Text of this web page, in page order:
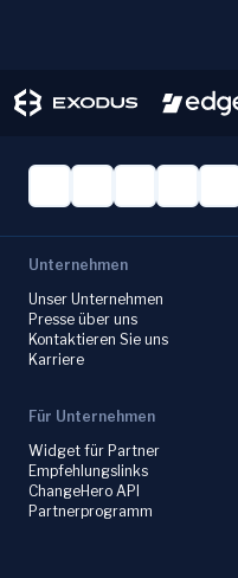
Unternehmen
Unser Unternehmen
Presse über uns
Kontaktieren Sie uns
Karriere
Für Unternehmen
Widget für Partner
Empfehlungslinks
ChangeHero API
Partnerprogramm